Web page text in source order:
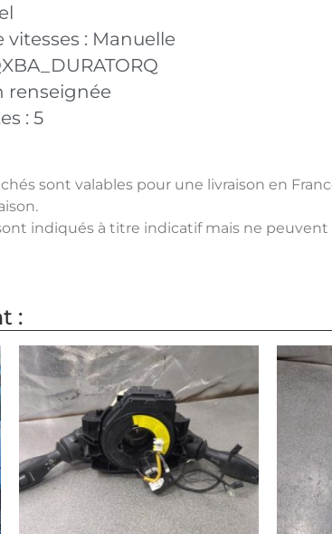
: Manuelle
renseignée
: 5
sont valables pour une livraison en
indiqués à titre indicatif mais ne peuvent
: